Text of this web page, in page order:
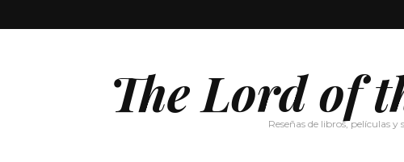
The Lord of
Reseñas de libros, películas y